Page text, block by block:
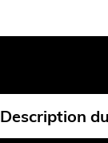
Description